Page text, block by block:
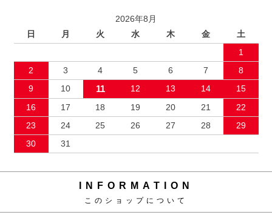
2026年8月
日
月 火 水 木 金
土
1
2
3 4 5 6 7
8
9
10 11 12 13 14
15
16
17 18 19 20 21
22
23
24 25 26 27 28
29
30
31
INFORMATION
このショップについて